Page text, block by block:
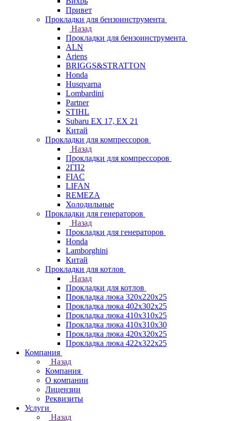
Привет
Прокладки для бензоинструмента
Назад
Прокладки для бензоинструмента
ALN
Ariens
BRIGGS&STRATTON
Honda
Husqvarna
Lombardini
Partner
STIHL
Subaru EX 17, EX 21
Китай
Прокладки для компрессоров
Назад
Прокладки для компрессоров
2ГП2
FIAC
LIFAN
REMEZA
Холодильные
Прокладки для генераторов
Назад
Прокладки для генераторов
Honda
Lamborghini
Китай
Прокладки для котлов
Назад
Прокладки для котлов
Прокладка люка 320x220x25
Прокладка люка 402x302x25
Прокладка люка 410x310x25
Прокладка люка 410х310х30
Прокладка люка 420x320x25
Прокладка люка 422x322x25
Компания
Назад
Компания
О компании
Лицензии
Реквизиты
Услуги
Назад